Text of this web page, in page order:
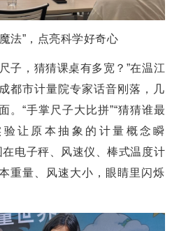
”，点亮科学好奇心
，猜猜课桌有多宽？”在温江
都市计量院专家话音刚落，几
。“手掌尺子大比拼”“猜猜谁最
让原本抽象的计量概念瞬
在电子秤、风速仪、棒式温度计
重量、风速大小，眼睛里闪烁